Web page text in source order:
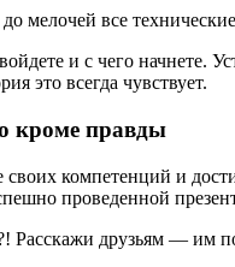
мелочей все
и с чего начнете.
это всегда чувствует.
кроме правды
компетенций и
проведенной
Расскажи друзьям — им